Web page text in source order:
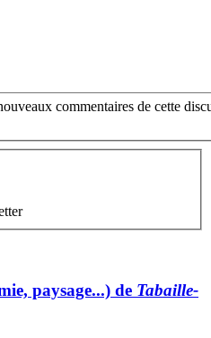
commentaires de cette
paysage...) de Tabaille-